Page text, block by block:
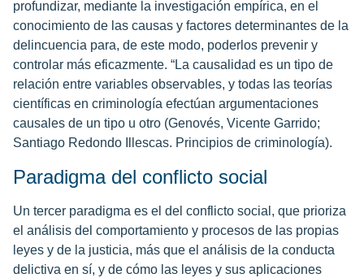
profundizar, mediante la investigación empírica, en el
conocimiento de las causas y factores determinantes de la
delincuencia para, de este modo, poderlos prevenir y
controlar más eficazmente. “La causalidad es un tipo de
relación entre variables observables, y todas las teorías
científicas en criminología efectúan argumentaciones
causales de un tipo u otro (Genovés, Vicente Garrido;
Santiago Redondo Illescas. Principios de criminología).
Paradigma del conflicto social
Un tercer paradigma es el del conflicto social, que prioriza
el análisis del comportamiento y procesos de las propias
leyes y de la justicia, más que el análisis de la conducta
delictiva en sí, y de cómo las leyes y sus aplicaciones